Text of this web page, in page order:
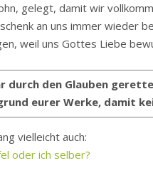
gelegt, damit wir
an uns immer wieder
weil uns Gottes Liebe
durch den Glauben
eurer Werke, damit
vielleicht auch:
oder ich selber?